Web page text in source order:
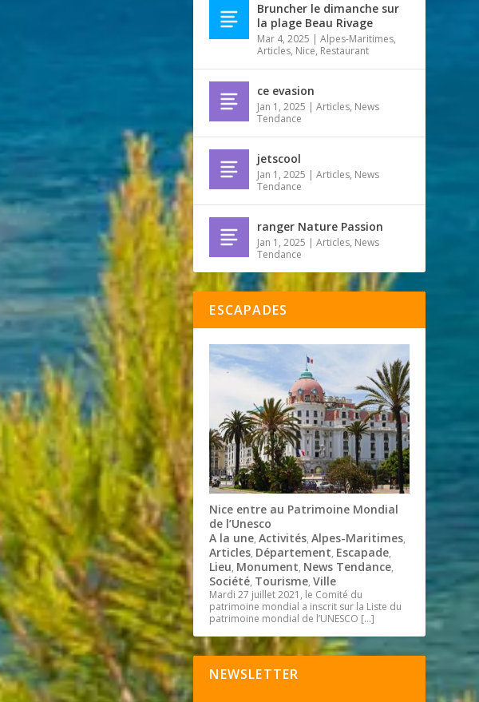
Bruncher le dimanche sur
la plage Beau Rivage
Mar 4, 2025 |Alpes-Maritimes,
Articles, Nice, Restaurant
ce evasion
Jan 1, 2025 |Articles, News
Tendance
jetscool
Jan 1, 2025 |Articles, News
Tendance
ranger Nature Passion
Jan 1, 2025 |Articles, News
Tendance
ESCAPADES
Nice entre au Patrimoine Mondial
de l’Unesco
A la une,Activités,Alpes-Maritimes,
Articles, Département, Escapade,
Lieu, Monument, News Tendance,
Société, Tourisme,Ville
Mardi 27 juillet 2021, le Comité du
patrimoine mondial a inscrit sur la Liste du
patrimoine mondial de l’UNESCO […]
NEWSLETTER